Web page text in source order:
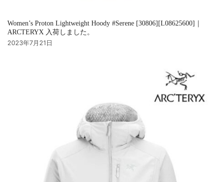
Women’s Proton Lightweight Hoody #Serene [30806][L08625600]｜
ARCTERYX 入荷しました。
2023年7月21日